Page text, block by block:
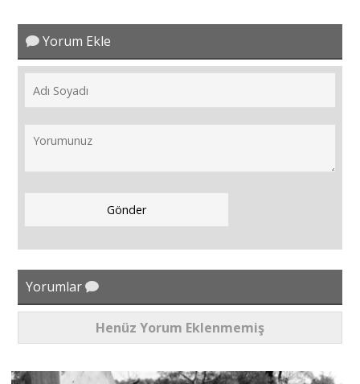
Yorum Ekle
Yorumlar
Henüz Yorum Eklenmemiş